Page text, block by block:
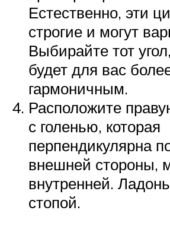
Естественно, эти
строгие и могут
Выбирайте тот
будет для вас
гармоничным.
Расположите
с голенью, которая
перпендикулярна
внешней стороны,
внутренней.
стопой.